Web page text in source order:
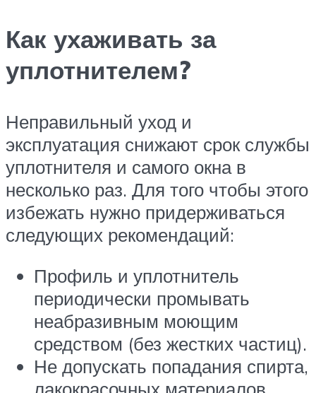
Как ухаживать за
уплотнителем?
Неправильный уход и
эксплуатация снижают срок службы
уплотнителя и самого окна в
несколько раз. Для того чтобы этого
избежать нужно придерживаться
следующих рекомендаций:
Профиль и уплотнитель
периодически промывать
неабразивным моющим
средством (без жестких частиц).
Не допускать попадания спирта,